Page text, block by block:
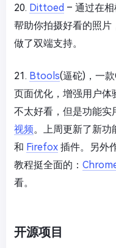
20. Dittoed – 通过在
帮助你拍摄好看的照片
做了双端支持。
21. Btools(逼砣)，一
页面优化，增强用户体
不太好看，但是功能实
视频。上周更新了新功
和 Firefox 插件。另外
教程挺全面的：
看。
开源项目